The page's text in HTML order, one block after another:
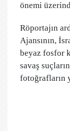
önemi
Röportajın
Ajansının,
beyaz fosfor
savaş
fotoğrafların